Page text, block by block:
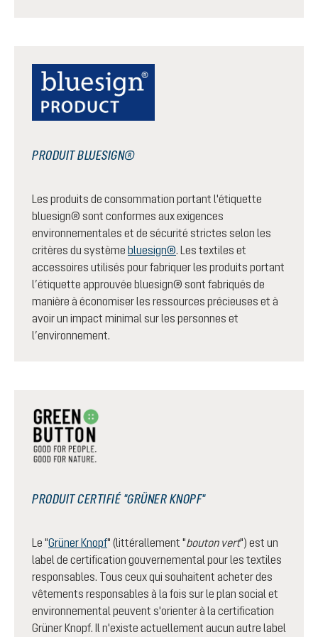
PRODUIT BLUESIGN®
Les produits de consommation portant l'étiquette
bluesign® sont conformes aux exigences
environnementales et de sécurité strictes selon les
critères du système bluesign®. Les textiles et
accessoires utilisés pour fabriquer les produits portant
l’étiquette approuvée bluesign® sont fabriqués de
manière à économiser les ressources précieuses et à
avoir un impact minimal sur les personnes et
l’environnement.
PRODUIT CERTIFIÉ "GRÜNER KNOPF"
Le "Grüner Knopf" (littérallement "bouton vert") est un
label de certification gouvernemental pour les textiles
responsables. Tous ceux qui souhaitent acheter des
vêtements responsables à la fois sur le plan social et
environnemental peuvent s'orienter à la certification
Grüner Knopf. Il n'existe actuellement aucun autre label